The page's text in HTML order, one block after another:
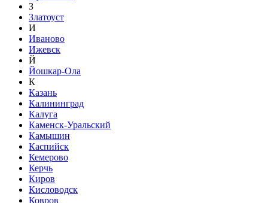
З
Златоуст
И
Иваново
Ижевск
Й
Йошкар-Ола
К
Казань
Калининград
Калуга
Каменск-Уральский
Камышин
Каспийск
Кемерово
Керчь
Киров
Кисловодск
Ковров